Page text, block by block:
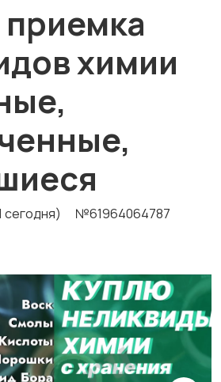
химии
сегодня) №61964064787